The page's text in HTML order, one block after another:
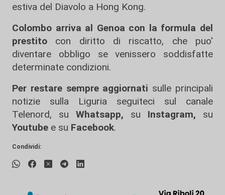
estiva del Diavolo a Hong Kong.
Colombo arriva al Genoa con la formula del
prestito con diritto di riscatto, che puo'
diventare obbligo se venissero soddisfatte
determinate condizioni.
Per restare sempre aggiornati sulle principali
notizie sulla Liguria seguiteci sul canale
Telenord, su
Whatsapp, su Instagram, su
Youtube e su Facebook.
Condividi: